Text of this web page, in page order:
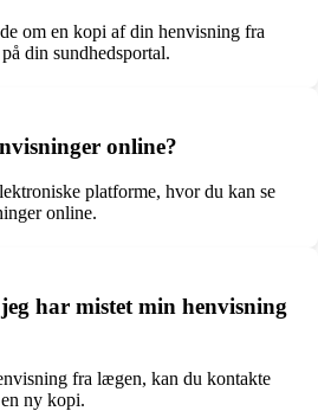
om en kopi af din henvisning fra
din sundhedsportal.
online?
platforme, hvor du kan se
online.
har mistet min henvisning
fra lægen, kan du kontakte
ny kopi.